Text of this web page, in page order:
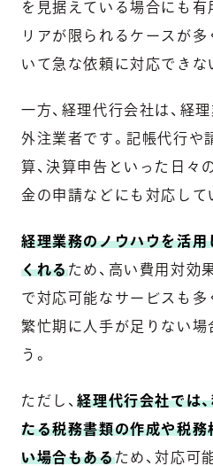
を見据えている場合にも有
リアが限られるケースが多
いて急な依頼に対応できな
一方、経理代行会社は、経
外注業者です。記帳代行や
算、決算申告といった日々
金の申請などにも対応して
経理業務のノウハウを活用
くれるため、高い費用対効
で対応可能なサービスも多
繁忙期に人手が足りない場
う。
ただし、経理代行会社では
たる税務書類の作成や税
い場合もあるため、対応可